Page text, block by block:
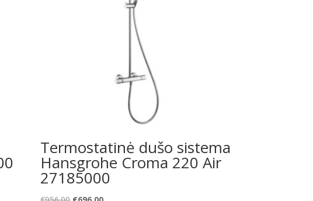
Termostatinė dušo sistema
Hansgrohe Croma 220 Air
27185000
Original Current